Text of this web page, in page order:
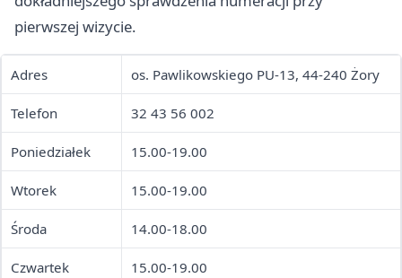
pierwszej wizycie.
Adres os. Pawlikowskiego PU-13, 44-240 Żory
Telefon 32 43 56 002
Poniedziałek 15.00-19.00
Wtorek 15.00-19.00
Środa 14.00-18.00
Czwartek 15.00-19.00